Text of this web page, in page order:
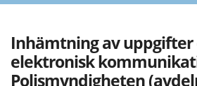
Inhämtning av uppgifter
elektronisk
Polismyndigheten